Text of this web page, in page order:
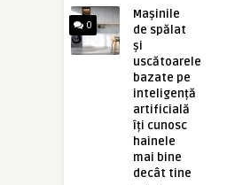
0
Mașinile
de spălat
și
uscătoarele
bazate pe
inteligență
artificială
îți cunosc
hainele
mai bine
decât tine